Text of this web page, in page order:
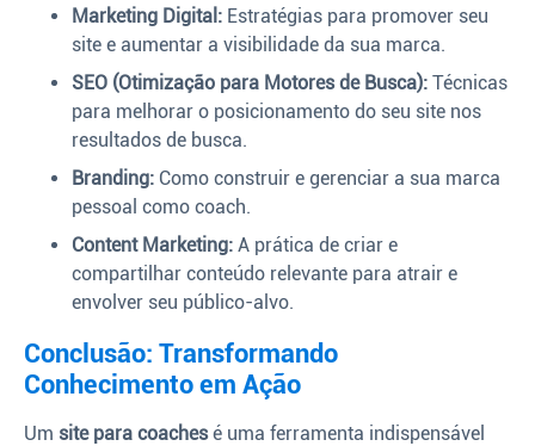
Marketing Digital: Estratégias para promover seu
site e aumentar a visibilidade da sua marca.
SEO (Otimização para Motores de Busca): Técnicas
para melhorar o posicionamento do seu site nos
resultados de busca.
Branding: Como construir e gerenciar a sua marca
pessoal como coach.
Content Marketing: A prática de criar e
compartilhar conteúdo relevante para atrair e
envolver seu público-alvo.
Conclusão: Transformando
Conhecimento em Ação
Um site para coachesé uma ferramenta indispensável